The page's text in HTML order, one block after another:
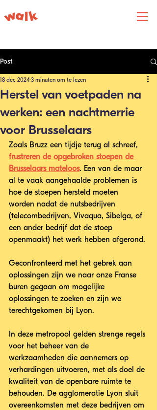
Post
Herstel van voetpaden na
werken: een nachtmerrie
voor Brusselaars
18 dec 2024 3 minuten om te lezen
Zoals Bruzz een tijdje terug al schreef,
frustreren de opgebroken stoepen de
Brusselaars mateloos. Een van de maar
al te vaak aangehaalde problemen is
hoe de stoepen hersteld moeten
worden nadat de nutsbedrijven
(telecombedrijven, Vivaqua, Sibelga, of
een ander bedrijf dat de stoep
openmaakt) het werk hebben afgerond.
Geconfronteerd met het gebrek aan
oplossingen zijn we naar onze Franse
buren gegaan om mogelijke
oplossingen te zoeken en zijn we
terechtgekomen bij Lyon.
In deze metropool gelden strenge regels
voor het beheer van de
werkzaamheden die aannemers op
verhardingen uitvoeren, met als doel de
kwaliteit van de openbare ruimte te
behouden. De agglomeratie Lyon sluit
overeenkomsten met deze bedrijven om